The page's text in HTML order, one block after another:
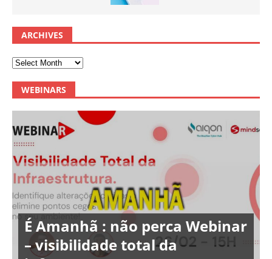
ARCHIVES
WEBINARS
É Amanhã : não perca Webinar
– visibilidade total da